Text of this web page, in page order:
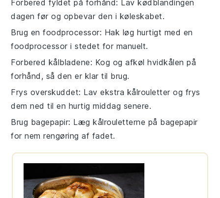
Forbered fyldet på forhånd : Lav kødblandingen
dagen før og opbevar den i køleskabet.
Brug en foodprocessor: Hak løg hurtigt med en
foodprocessor i stedet for manuelt.
Forbered kålbladene: Kog og afkølhvidkålen på
forhånd, så den er klar til brug.
Frys overskuddet: Lav ekstra kålrouletter og frys
dem ned til en hurtig middag senere.
Brug bagepapir: Lægkålrouletterne på bagepapir
for nem rengøring af fadet.